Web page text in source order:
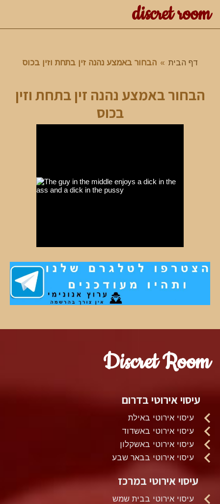
discret room
דף הבית » הבחור באמצע נהנה זין בתחת וזין בכוס
הבחור באמצע נהנה זין בתחת וזין
בכוס
Discret Room
עיסוי אירוטי בדרום
עיסוי אירוטי באילת
עיסוי אירוטי באשדוד
עיסוי אירוטי באשקלון
עיסוי אירוטי בבאר שבע
עיסוי אירוטי במרכז
עיסוי אירוטי בבית שמש